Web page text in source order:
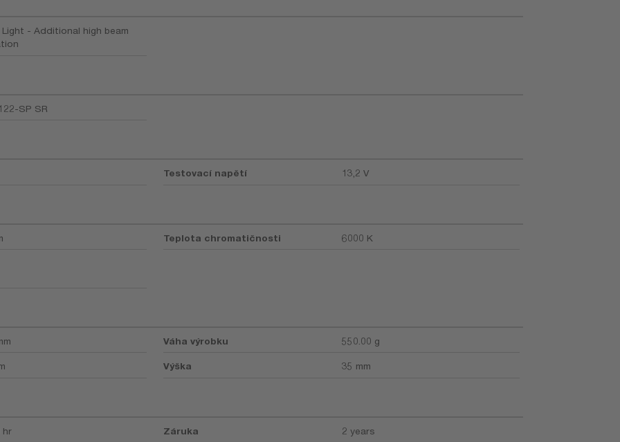
Light - Additional high beam
SP SR
Testovací napětí 13,2 V
Teplota chromatičnosti 6000 K
Váha výrobku 550.00 g
Výška 35 mm
hr Záruka 2 years